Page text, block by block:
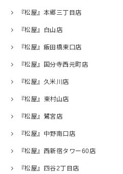
『松屋』本郷三丁目店
『松屋』白山店
『松屋』飯田橋東口店
『松屋』国分寺西元町店
『松屋』久米川店
『松屋』東村山店
『松屋』鷺宮店
『松屋』中野南口店
『松屋』西新宿タワー60店
『松屋』四谷2丁目店